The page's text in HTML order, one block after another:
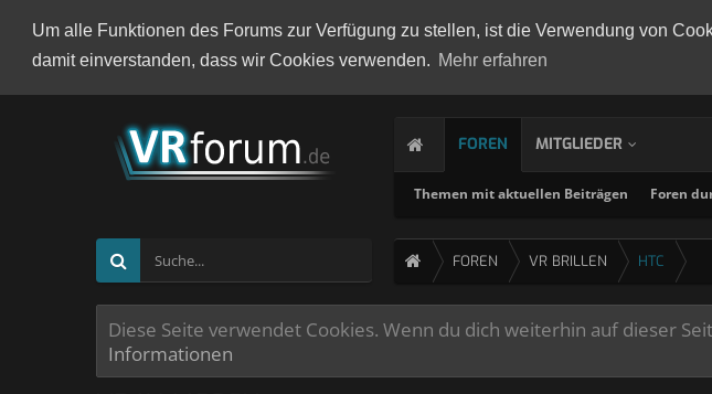
Um alle Funktionen des Forums zur Verfügung zu stellen, ist die Verwendung von
damit einverstanden, dass wir Cookies verwenden. Mehr erfahren
FOREN
Themen mit aktuellen Beiträgen Foren
MITGLIEDER
FOREN VR BRILLEN HTC
Diese Seite verwendet Cookies. Wenn du dich weiterhin auf dieser
Informationen